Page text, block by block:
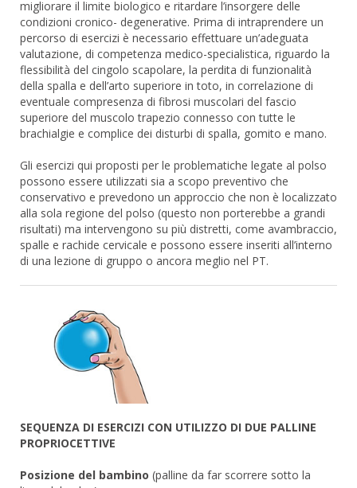
migliorare il limite biologico e ritardare l’insorgere delle
condizioni cronico- degenerative. Prima di intraprendere un
percorso di esercizi è necessario effettuare un’adeguata
valutazione, di competenza medico-specialistica, riguardo la
flessibilità del cingolo scapolare, la perdita di funzionalità
della spalla e dell’arto superiore in toto, in correlazione di
eventuale compresenza di fibrosi muscolari del fascio
superiore del muscolo trapezio connesso con tutte le
brachialgie e complice dei disturbi di spalla, gomito e mano.
Gli esercizi qui proposti per le problematiche legate al polso
possono essere utilizzati sia a scopo preventivo che
conservativo e prevedono un approccio che non è localizzato
alla sola regione del polso (questo non porterebbe a grandi
risultati) ma intervengono su più distretti, come avambraccio,
spalle e rachide cervicale e possono essere inseriti all’interno
di una lezione di gruppo o ancora meglio nel PT.
SEQUENZA DI ESERCIZI CON UTILIZZO DI DUE PALLINE
PROPRIOCETTIVE
Posizione del bambino (palline da far scorrere sotto la